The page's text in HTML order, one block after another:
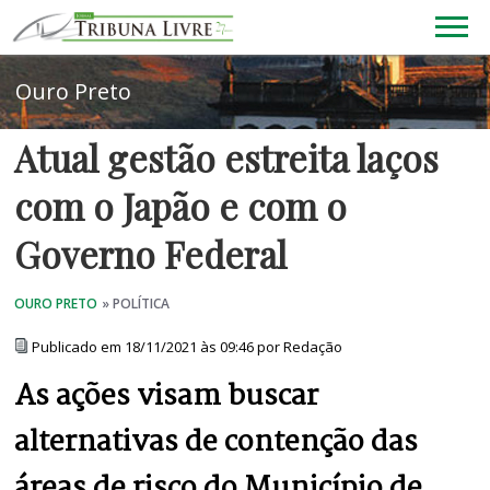
Atual gestão estreita laços
com o Japão e com o
Governo Federal
Publicado em 18/11/2021 às 09:46 por Redação
As ações visam buscar
alternativas de contenção das